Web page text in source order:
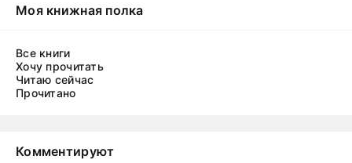
Моя книжная полка
Все книги
Хочу прочитать
Читаю сейчас
Прочитано
Комментируют